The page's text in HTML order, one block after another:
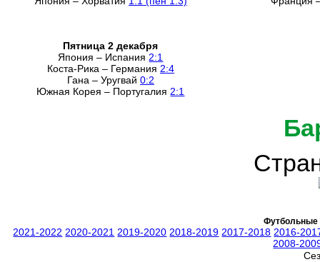
Пятница 2 декабря
Япония – Испания 2:1
Коста-Рика – Германия 2:4
Гана – Уругвай 0:2
Южная Корея – Португалия 2:1
Футбольные
2021-2022 2020-2021 2019-2020 2018-2019 2017-2018 2016-
2008-